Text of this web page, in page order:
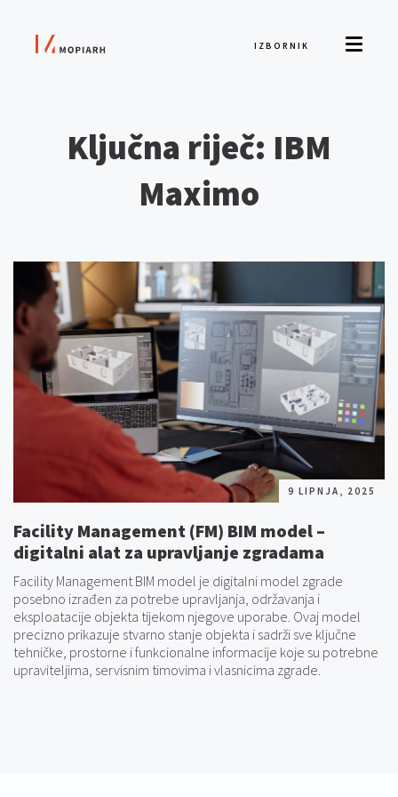
IZBORNIK
Ključna riječ: IBM
Maximo
9 LIPNJA, 2025
Facility Management (FM) BIM model –
digitalni alat za upravljanje zgradama
Facility Management BIM model je digitalni model zgrade
posebno izrađen za potrebe upravljanja, održavanja i
eksploatacije objekta tijekom njegove uporabe. Ovaj model
precizno prikazuje stvarno stanje objekta i sadrži sve ključne
tehničke, prostorne i funkcionalne informacije koje su potrebne
upraviteljima, servisnim timovima i vlasnicima zgrade.